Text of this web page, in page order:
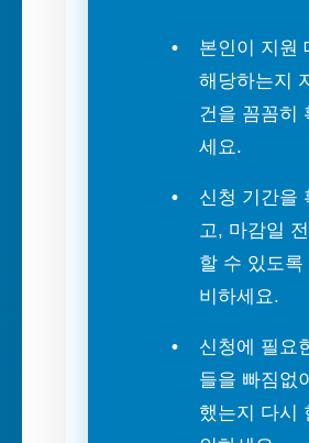
본인이 지원
해당하는지
건을 꼼꼼히
세요.
신청 기간을
고, 마감일
할 수 있도록
비하세요.
신청에 필요
들을 빠짐없
했는지 다시